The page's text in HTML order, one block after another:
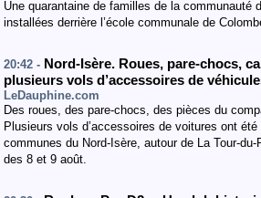
Une quarantaine de familles de la communauté
installées derrière l’école communale de
20:42 - Nord-Isère. Roues, pare-chocs,
plusieurs vols d’accessoires de
LeDauphine.com
Des roues, des pare-chocs, des pièces du
Plusieurs vols d’accessoires de voitures ont
communes du Nord-Isère, autour de La Tour-
des 8 et 9 août.